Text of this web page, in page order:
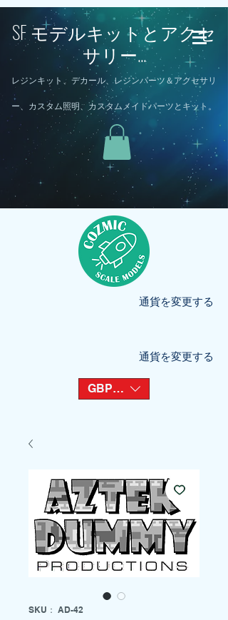
SF モデルキットとアクセ
サリー...
レジンキット、デカール、レジンパーツ＆アクセサリ
ー、カスタム照明、カスタムメイドパーツとキット。
通貨を変更する
通貨を変更する
GBP (£)
SKU： AD-42